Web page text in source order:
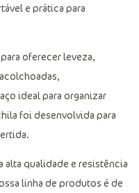
e prática para
oferecer leveza,
ideal para organizar
foi desenvolvida para
alta qualidade e resistência
linha de produtos é de